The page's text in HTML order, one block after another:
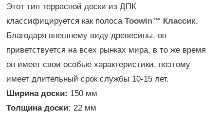
Этот тип террасной доски из ДПК
классифицируется как полосаToowin™ Классик.
Благодаря внешнему виду древесины, он
приветствуется на всех рынках мира, в то же время
он имеет свои особые характеристики, поэтому
имеет длительный срок службы 10-15 лет.
Ширина доски: 150 мм
Толщина доски: 22 мм